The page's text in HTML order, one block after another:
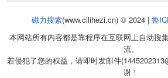
磁力搜索(www.cilihezi.cn) © 2024 | 鲁
本网站所有内容都是靠程序在互联网上自动搜
流。
若侵犯了您的权益，请即时发邮件
谢！